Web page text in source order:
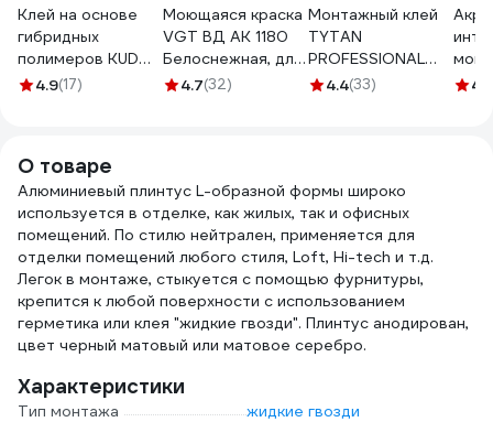
Клей на основе
гибридных
полимеров KUDO
Клеит Все
4.9(17)
Моющаяся краска
VGT ВД АК 1180
Белоснежная, для
нар/внутр работ
4.7(32)
Монтажный клей
TYTAN
PROFESSIONAL
Fix2 GT гибридный
4.4(33) 4.8
О товаре
Алюминиевый плинтус L-образной формы широко
используется в отделке, как жилых, так и офисных
помещений. По стилю нейтрален, применяется для
отделки помещений любого стиля, Loft, Hi-tech и т.д.
Легок в монтаже, стыкуется с помощью фурнитуры,
крепится к любой поверхности с использованием
герметика или клея "жидкие гвозди". Плинтус анодирован,
цвет черный матовый или матовое серебро.
Характеристики
Тип монтажа
жидкие гвозди